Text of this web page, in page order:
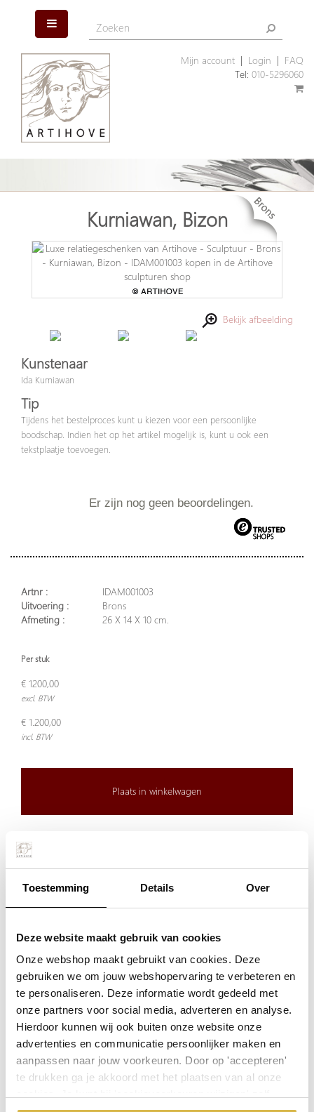
Toestemming Details Over
Deze website maakt gebruik van cookies
Onze webshop maakt gebruikt van cookies. Deze
gebruiken we om jouw webshopervaring te verbeteren en
te personaliseren. Deze informatie wordt gedeeld met
onze partners voor social media, adverteren en analyse.
Hierdoor kunnen wij ook buiten onze website onze
advertenties en communicatie persoonlijker maken en
aanpassen naar jouw voorkeuren. Door op 'accepteren'
te drukken ga je akkoord met het plaatsen van al onze
Mijn account| Login
FAQ
Tel: 010-5296060
Kurniawan, Bizon
Bekijk afbeelding
Kunstenaar
Ida Kurniawan
Tip
Tijdens het bestelproces kunt u kiezen voor een persoonlijke
boodschap. Indien het op het artikel mogelijk is, kunt u ook een
tekstplaatje toevoegen.
Er zijn nog geen beoordelingen.
Artnr :
IDAM001003
Uitvoering :
Brons
Afmeting :
26 X 14 X 10 cm.
Per stuk
€ 1200,00
excl. BTW
€ 1.200,00
incl. BTW
Plaats in winkelwagen
Echt brons heeft een waardevolle, warme en tijdloze uitstraling!
Garantie:
Niet goed, geld terug
Stel een vraag over dit product
Emailadres